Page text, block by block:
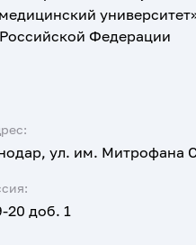
Федерации
ул. им. Митрофана
20 доб. 1